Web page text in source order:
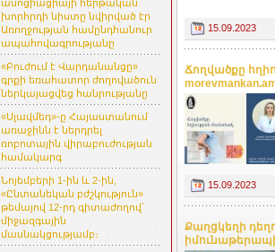
ասոցիացիայի հերթական
խորհրդի նիստը նվիրված էր
Առողջության համընդհանուր
ապահովագրությանը
«Բուժում է Վարդանանցը»
գրքի եռահատոր ժողովածուն
ներկայացվեց հանրությանը
«Սլավմեդ»-ը Հայաստանում
առաջինն է ներդրել
ռոբոտային վիրաբուժության
համակարգ
Նոյեմբերի 1-ին և 2-ին,
«Ընտանեկան բժշկություն»
թեմայով 12-րդ գիտաժողով՝
միջազգային
մասնակցությամբ։
15.09.2023
Ճողվածքը
15.09.2023
Քաղցկեղի